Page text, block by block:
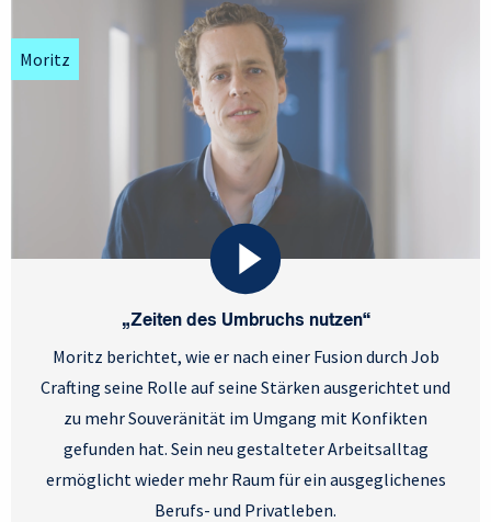
Moritz
„Zeiten des Umbruchs nutzen“
Moritz berichtet, wie er nach einer Fusion durch Job
Crafting seine Rolle auf seine Stärken ausgerichtet und
zu mehr Souveränität im Umgang mit Konfikten
gefunden hat. Sein neu gestalteter Arbeitsalltag
ermöglicht wieder mehr Raum für ein ausgeglichenes
Berufs- und Privatleben.